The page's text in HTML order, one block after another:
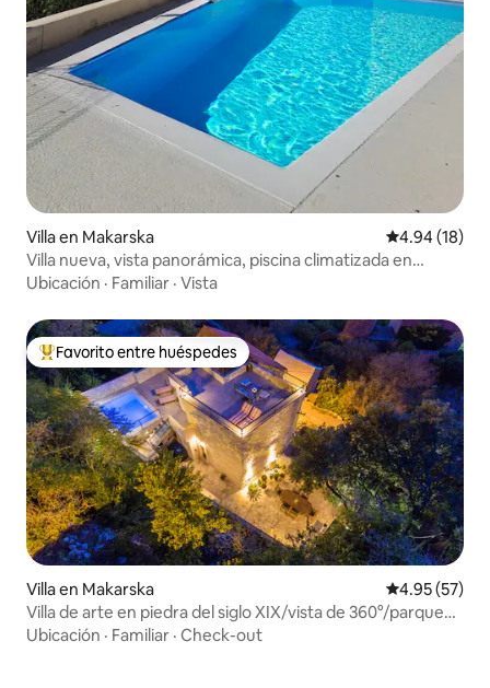
Villa en Makarska Calificación
4.94 (18)
Villa nueva, vista panorámica, piscina climatizada en
Makarska
Ubicación · Familiar · Vista
Favorito entre huéspedes preferido
Favorito entre huéspedes
Villa en Makarska Calificación
4.95 (57)
Villa de arte en piedra del siglo XIX/vista de 360°/parque
natural
Ubicación · Familiar · Check-out